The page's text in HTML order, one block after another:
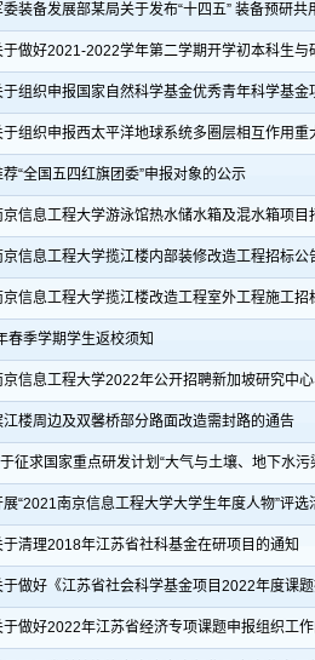
委装备发展部某局关于发布“十四五” 装备预研
于做好2021-2022学年第二学期开学初本科生与
于组织申报国家自然科学基金优秀青年科学基金
于组织申报西太平洋地球系统多圈层相互作用
“全国五四红旗团委”申报对象的公示
京信息工程大学游泳馆热水储水箱及混水箱项目
京信息工程大学揽江楼内部装修改造工程招标公
京信息工程大学揽江楼改造工程室外工程施工招
春季学期学生返校须知
京信息工程大学2022年公开招聘新加坡研究中
江楼周边及双馨桥部分路面改造需封路的通告
征求国家重点研发计划“大气与土壤、地下水
“2021南京信息工程大学大学生年度人物”评选
于清理2018年江苏省社科基金在研项目的通知
于做好《江苏省社会科学基金项目2022年度课
于做好2022年江苏省经济专项课题申报组织工作